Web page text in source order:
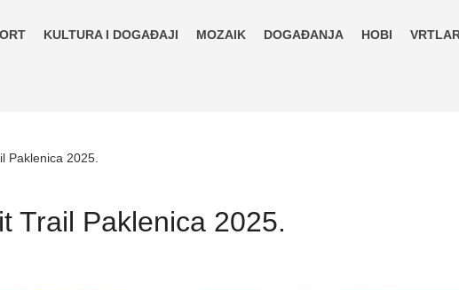
KULTURA I DOGAĐAJI MOZAIK DOGAĐANJA HOBI
Paklenica 2025.
Trail Paklenica 2025.